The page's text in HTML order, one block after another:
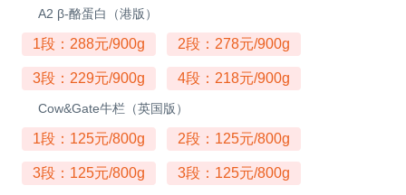
A2 β-酪蛋白（港版）
1段：288元/900g 2段：278元/900g
3段：229元/900g 4段：218元/900g
Cow&Gate牛栏（英国版）
1段：125元/800g 2段：125元/800g
3段：125元/800g 3段：125元/800g